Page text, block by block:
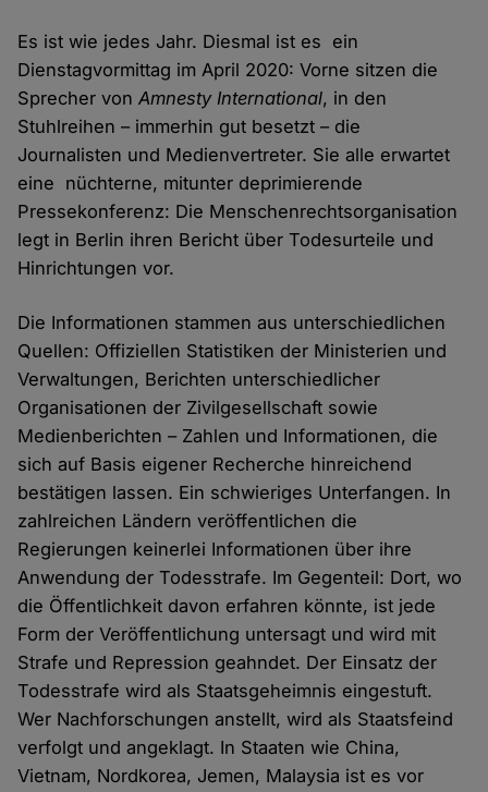
Es ist wie jedes Jahr. Diesmal ist es ein
Dienstagvormittag im April 2020: Vorne sitzen die
Sprecher vonAmnesty International, in den
Stuhlreihen – immerhin gut besetzt – die
Journalisten und Medienvertreter. Sie alle erwartet
eine nüchterne, mitunter deprimierende
Pressekonferenz: Die Menschenrechtsorganisation
legt in Berlin ihren Bericht über Todesurteile und
Hinrichtungen vor.
Die Informationen stammen aus unterschiedlichen
Quellen: Offiziellen Statistiken der Ministerien und
Verwaltungen, Berichten unterschiedlicher
Organisationen der Zivilgesellschaft sowie
Medienberichten – Zahlen und Informationen, die
sich auf Basis eigener Recherche hinreichend
bestätigen lassen. Ein schwieriges Unterfangen. In
zahlreichen Ländern veröffentlichen die
Regierungen keinerlei Informationen über ihre
Anwendung der Todesstrafe. Im Gegenteil: Dort, wo
die Öffentlichkeit davon erfahren könnte, ist jede
Form der Veröffentlichung untersagt und wird mit
Strafe und Repression geahndet. Der Einsatz der
Todesstrafe wird als Staatsgeheimnis eingestuft.
Wer Nachforschungen anstellt, wird als Staatsfeind
verfolgt und angeklagt. In Staaten wie China,
Vietnam, Nordkorea, Jemen, Malaysia ist es vor